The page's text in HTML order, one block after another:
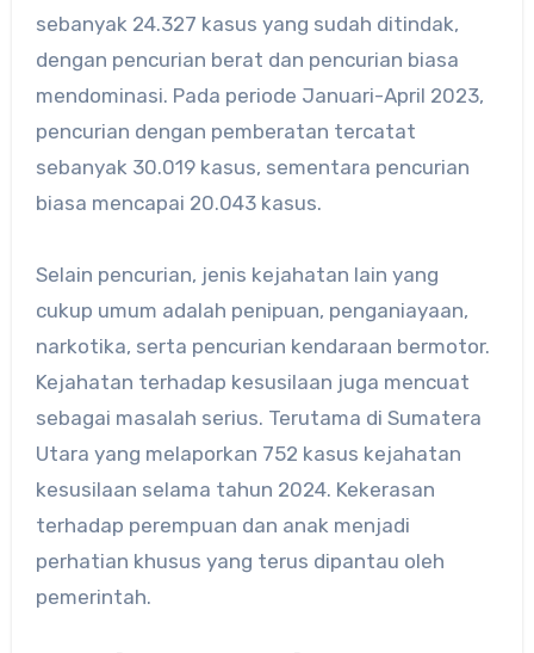
sebanyak 24.327 kasus yang sudah ditindak,
dengan pencurian berat dan pencurian biasa
mendominasi. Pada periode Januari-April 2023,
pencurian dengan pemberatan tercatat
sebanyak 30.019 kasus, sementara pencurian
biasa mencapai 20.043 kasus.
Selain pencurian, jenis kejahatan lain yang
cukup umum adalah penipuan, penganiayaan,
narkotika, serta pencurian kendaraan bermotor.
Kejahatan terhadap kesusilaan juga mencuat
sebagai masalah serius. Terutama di Sumatera
Utara yang melaporkan 752 kasus kejahatan
kesusilaan selama tahun 2024. Kekerasan
terhadap perempuan dan anak menjadi
perhatian khusus yang terus dipantau oleh
pemerintah.